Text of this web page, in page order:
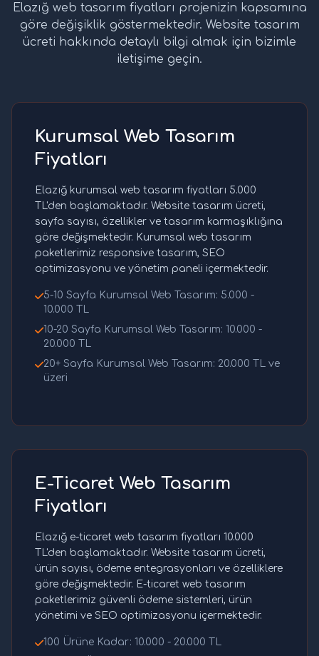
Elazığ web tasarım fiyatları projenizin kapsamına
göre değişiklik göstermektedir. Website tasarım
ücreti hakkında detaylı bilgi almak için bizimle
iletişime geçin.
Kurumsal Web Tasarım
Fiyatları
Elazığ kurumsal web tasarım fiyatları 5.000
TL'den başlamaktadır. Website tasarım ücreti,
sayfa sayısı, özellikler ve tasarım karmaşıklığına
göre değişmektedir. Kurumsal web tasarım
paketlerimiz responsive tasarım, SEO
optimizasyonu ve yönetim paneli içermektedir.
5-10 Sayfa Kurumsal Web Tasarım: 5.000 -
10.000 TL
10-20 Sayfa Kurumsal Web Tasarım: 10.000 -
20.000 TL
20+ Sayfa Kurumsal Web Tasarım: 20.000 TL ve
üzeri
E-Ticaret Web Tasarım
Fiyatları
Elazığ e-ticaret web tasarım fiyatları 10.000
TL'den başlamaktadır. Website tasarım ücreti,
ürün sayısı, ödeme entegrasyonları ve özelliklere
göre değişmektedir. E-ticaret web tasarım
paketlerimiz güvenli ödeme sistemleri, ürün
yönetimi ve SEO optimizasyonu içermektedir.
100 Ürüne Kadar: 10.000 - 20.000 TL